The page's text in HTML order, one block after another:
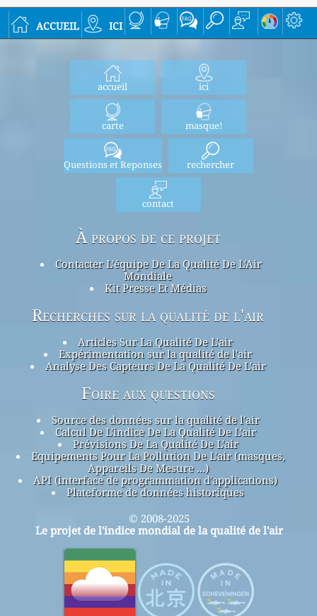
accueil ici
accueil ici
carte masque!
Questions et Reponses rechercher
contact
À propos de ce projet
Contacter L'équipe De La Qualité De L'Air
Mondiale
Kit Presse Et Médias
Recherches sur la qualité de l'air
Articles Sur La Qualité De L'air
Expérimentation sur la qualité de l'air
Analyse Des Capteurs De La Qualité De L'air
Foire aux questions
Source des données sur la qualité de l'air
Calcul De L'indice De La Qualité De L'air
Prévisions De La Qualité De L'air
Equipements Pour La Pollution De L'air (masques,
Appareils De Mesure ...)
API (interface de programmation d'applications)
Plateforme de données historiques
© 2008-2025
Le projet de l'indice mondial de la qualité de l'air